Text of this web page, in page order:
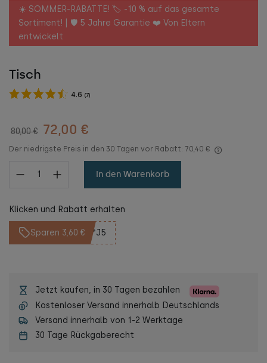
☀️ SOMMER-RABATTE! 🏷️ -10 % auf das gesamte
Sortiment! | 🛡️ 5 Jahre Garantie ❤️ Von Eltern
entwickelt
Tisch
4.6 (7)
80,00 € 72,00 €
Der niedrigste Preis in den 30 Tagen vor Rabatt: 70,40 €
In den Warenkorb
Klicken und Rabatt erhalten
Sparen 3,60 € **J5
Jetzt kaufen, in 30 Tagen bezahlen
Kostenloser Versand innerhalb Deutschlands
Versand innerhalb von 1-2 Werktage
30 Tage Rückgaberecht